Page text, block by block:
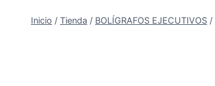
Inicio / Tienda / BOLÍGRAFOS EJECUTIVOS /